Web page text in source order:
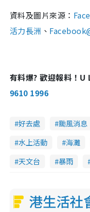
資料及圖片來源：
活力長洲 、
有料爆? 歡迎報料！
9610 1996
好去處 颱風消息
水上活動
海灘
天文台
暴雨
港生活社